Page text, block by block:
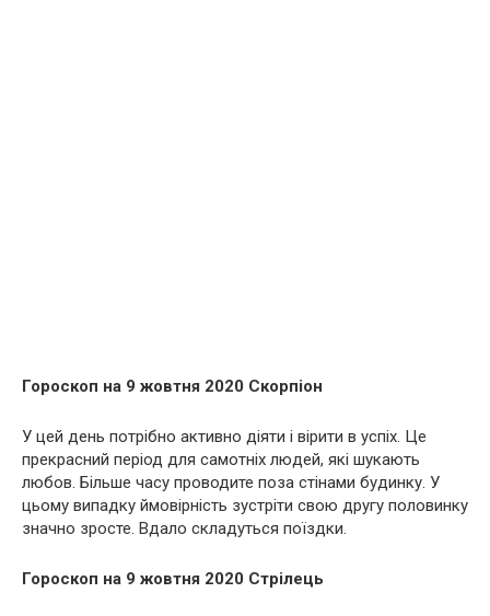
Гороскоп на 9 жовтня 2020 Скорпіон
У цей день потрібно активно діяти і вірити в успіх. Це
прекрасний період для самотніх людей, які шукають
любов. Більше часу проводите поза стінами будинку. У
цьому випадку ймовірність зустріти свою другу половинку
значно зросте. Вдало складуться поїздки.
Гороскоп на 9 жовтня 2020 Стрілець